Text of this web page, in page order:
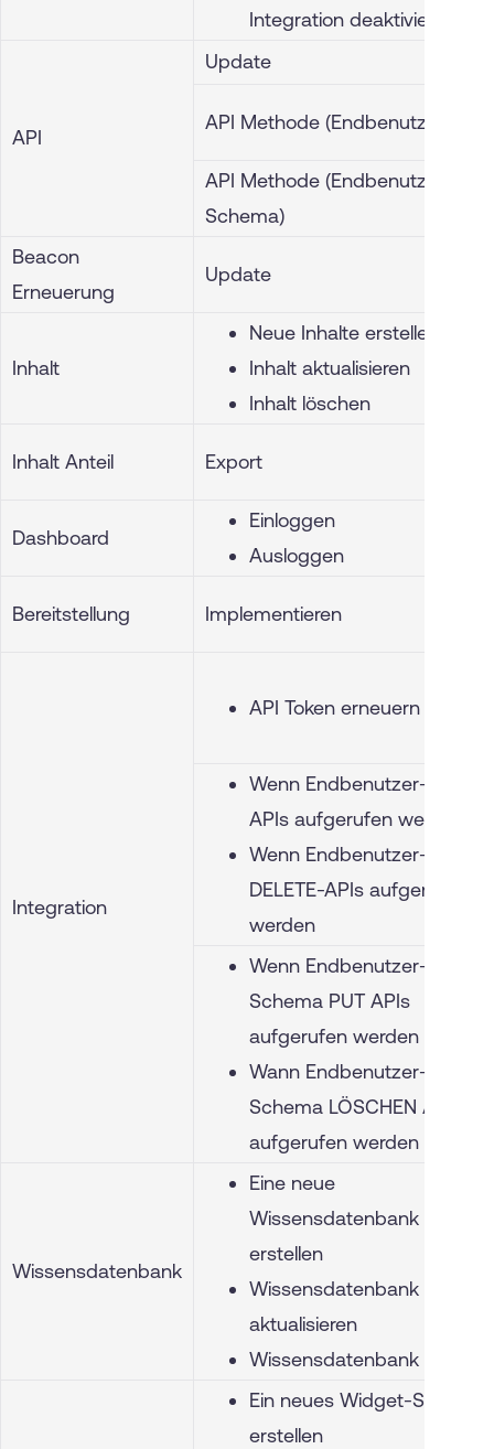
Integration deaktivieren
API
Update
API Methode (Endbenutzer)
API Methode (Endbenutzer
Schema)
Beacon
Erneuerung
Update
Inhalt
Neue Inhalte erstellen
Inhalt aktualisieren
Inhalt löschen
Inhalt Anteil Export
Dashboard
Einloggen
Ausloggen
Bereitstellung Implementieren
Integration
API Token erneuern
Wenn Endbenutzer-PUT-
APIs aufgerufen werden
Wenn Endbenutzer-
DELETE-APIs aufgerufen
werden
Wenn Endbenutzer-
Schema PUT APIs
aufgerufen werden
Wann Endbenutzer-
Schema LÖSCHEN APIs
aufgerufen werden
Wissensdatenbank
Eine neue
Wissensdatenbank
erstellen
Wissensdatenbank
aktualisieren
Wissensdatenbank löschen
Ein neues Widget-Segment
erstellen